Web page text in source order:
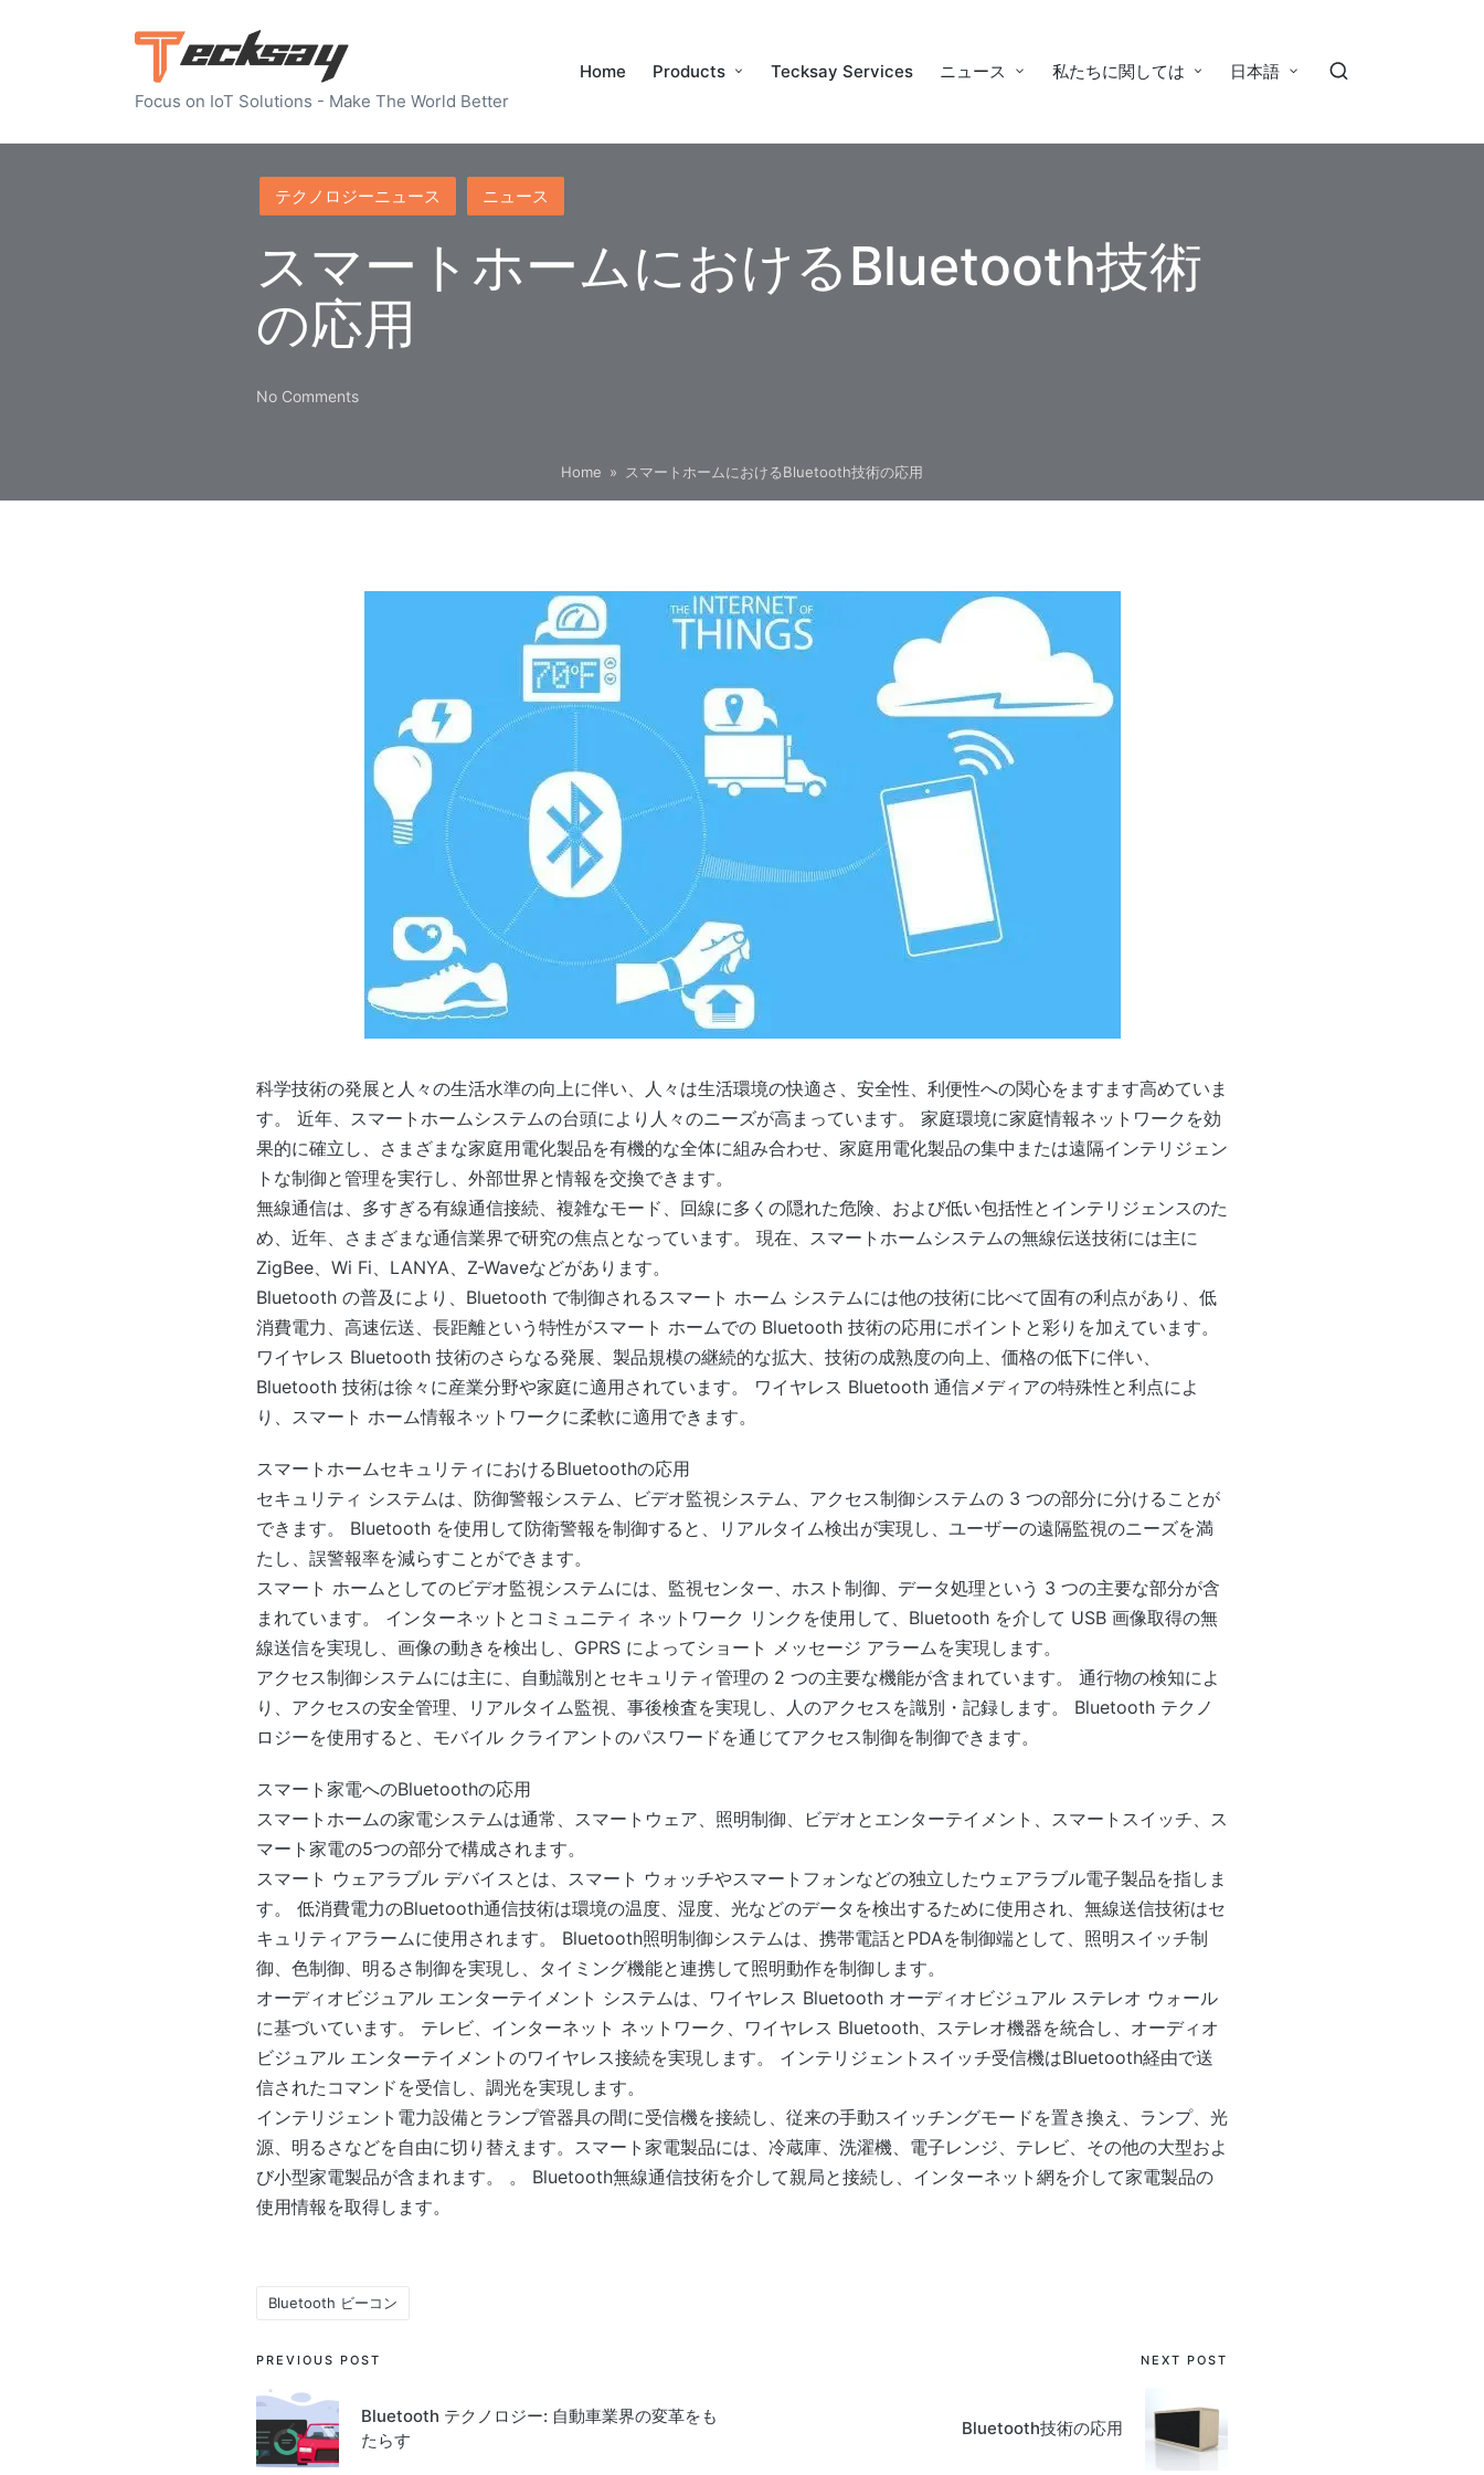
Focus on IoT Solutions - Make The World Better
Home Products Tecksay Services ニュース 私たちに関しては 日本語
Posted
in
テクノロジーニュース ニュース
スマートホームにおけるBluetooth技術
の応用
No Comments
Home » スマートホームにおけるBluetooth技術の応用
科学技術の発展と人々の生活水準の向上に伴い、人々は生活環境の快適さ、安全性、利便性への関心をますます高めていま
す。 近年、スマートホームシステムの台頭により人々のニーズが高まっています。 家庭環境に家庭情報ネットワークを効
果的に確立し、さまざまな家庭用電化製品を有機的な全体に組み合わせ、家庭用電化製品の集中または遠隔インテリジェン
トな制御と管理を実行し、外部世界と情報を交換できます。
無線通信は、多すぎる有線通信接続、複雑なモード、回線に多くの隠れた危険、および低い包括性とインテリジェンスのた
め、近年、さまざまな通信業界で研究の焦点となっています。 現在、スマートホームシステムの無線伝送技術には主に
ZigBee、Wi Fi、LANYA、Z-Waveなどがあります。
Bluetooth の普及により、Bluetooth で制御されるスマート ホーム システムには他の技術に比べて固有の利点があり、低
消費電力、高速伝送、長距離という特性がスマート ホームでの Bluetooth 技術の応用にポイントと彩りを加えています。
ワイヤレス Bluetooth 技術のさらなる発展、製品規模の継続的な拡大、技術の成熟度の向上、価格の低下に伴い、
Bluetooth 技術は徐々に産業分野や家庭に適用されています。 ワイヤレス Bluetooth 通信メディアの特殊性と利点によ
り、スマート ホーム情報ネットワークに柔軟に適用できます。
スマートホームセキュリティにおけるBluetoothの応用
セキュリティ システムは、防御警報システム、ビデオ監視システム、アクセス制御システムの 3 つの部分に分けることが
できます。 Bluetooth を使用して防衛警報を制御すると、リアルタイム検出が実現し、ユーザーの遠隔監視のニーズを満
たし、誤警報率を減らすことができます。
スマート ホームとしてのビデオ監視システムには、監視センター、ホスト制御、データ処理という 3 つの主要な部分が含
まれています。 インターネットとコミュニティ ネットワーク リンクを使用して、Bluetooth を介して USB 画像取得の無
線送信を実現し、画像の動きを検出し、GPRS によってショート メッセージ アラームを実現します。
アクセス制御システムには主に、自動識別とセキュリティ管理の 2 つの主要な機能が含まれています。 通行物の検知によ
り、アクセスの安全管理、リアルタイム監視、事後検査を実現し、人のアクセスを識別・記録します。 Bluetooth テクノ
ロジーを使用すると、モバイル クライアントのパスワードを通じてアクセス制御を制御できます。
スマート家電へのBluetoothの応用
スマートホームの家電システムは通常、スマートウェア、照明制御、ビデオとエンターテイメント、スマートスイッチ、ス
マート家電の5つの部分で構成されます。
スマート ウェアラブル デバイスとは、スマート ウォッチやスマートフォンなどの独立したウェアラブル電子製品を指しま
す。 低消費電力のBluetooth通信技術は環境の温度、湿度、光などのデータを検出するために使用され、無線送信技術はセ
キュリティアラームに使用されます。 Bluetooth照明制御システムは、携帯電話とPDAを制御端として、照明スイッチ制
御、色制御、明るさ制御を実現し、タイミング機能と連携して照明動作を制御します。
オーディオビジュアル エンターテイメント システムは、ワイヤレス Bluetooth オーディオビジュアル ステレオ ウォール
に基づいています。 テレビ、インターネット ネットワーク、ワイヤレス Bluetooth、ステレオ機器を統合し、オーディオ
ビジュアル エンターテイメントのワイヤレス接続を実現します。 インテリジェントスイッチ受信機はBluetooth経由で送
信されたコマンドを受信し、調光を実現します。
インテリジェント電力設備とランプ管器具の間に受信機を接続し、従来の手動スイッチングモードを置き換え、ランプ、光
源、明るさなどを自由に切り替えます。スマート家電製品には、冷蔵庫、洗濯機、電子レンジ、テレビ、その他の大型およ
び小型家電製品が含まれます。 。 Bluetooth無線通信技術を介して親局と接続し、インターネット網を介して家電製品の
使用情報を取得します。
Tags:
Bluetooth ビーコン
Post
navigation
PREVIOUS POST
Bluetooth テクノロジー: 自動車業界の変革をも
たらす
NEXT POST
Bluetooth技術の応用